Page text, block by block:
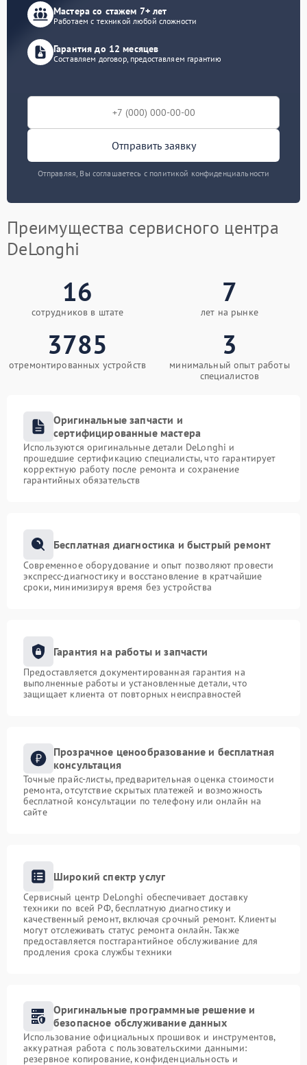
Мастера со стажем 7+ лет
Работаем с техникой любой сложности
Гарантия до 12 месяцев
Составляем договор, предоставляем гарантию
Отправить заявку
Отправляя, Вы соглашаетесь с политикой конфиденциальности
Преимущества сервисного центра
DeLonghi
16
сотрудников в штате
7
лет на рынке
3785
отремонтированных устройств
3
минимальный опыт работы
специалистов
Оригинальные запчасти и
сертифицированные мастера
Используются оригинальные детали DeLonghi и
прошедшие сертификацию специалисты, что гарантирует
корректную работу после ремонта и сохранение
гарантийных обязательств
Бесплатная диагностика и быстрый ремонт
Современное оборудование и опыт позволяют провести
экспресс-диагностику и восстановление в кратчайшие
сроки, минимизируя время без устройства
Гарантия на работы и запчасти
Предоставляется документированная гарантия на
выполненные работы и установленные детали, что
защищает клиента от повторных неисправностей
Прозрачное ценообразование и бесплатная
консультация
Точные прайс-листы, предварительная оценка стоимости
ремонта, отсутствие скрытых платежей и возможность
бесплатной консультации по телефону или онлайн на
сайте
Широкий спектр услуг
Сервисный центр DeLonghi обеспечивает доставку
техники по всей РФ, бесплатную диагностику и
качественный ремонт, включая срочный ремонт. Клиенты
могут отслеживать статус ремонта онлайн. Также
предоставляется постгарантийное обслуживание для
продления срока службы техники
Оригинальные программные решение и
безопасное обслуживание данных
Использование официальных прошивок и инструментов,
аккуратная работа с пользовательскими данными:
резервное копирование, конфиденциальность и